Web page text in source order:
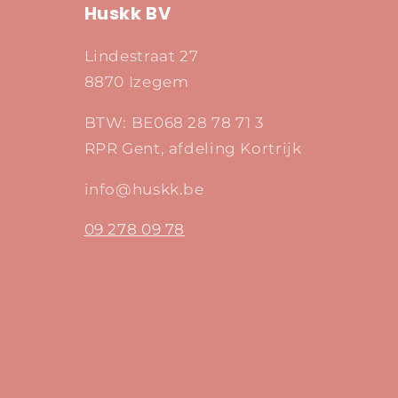
Huskk BV
Lindestraat 27
8870 Izegem
BTW: BE068 28 78 71 3
RPR Gent, afdeling Kortrijk
info@huskk.be
09 278 09 78